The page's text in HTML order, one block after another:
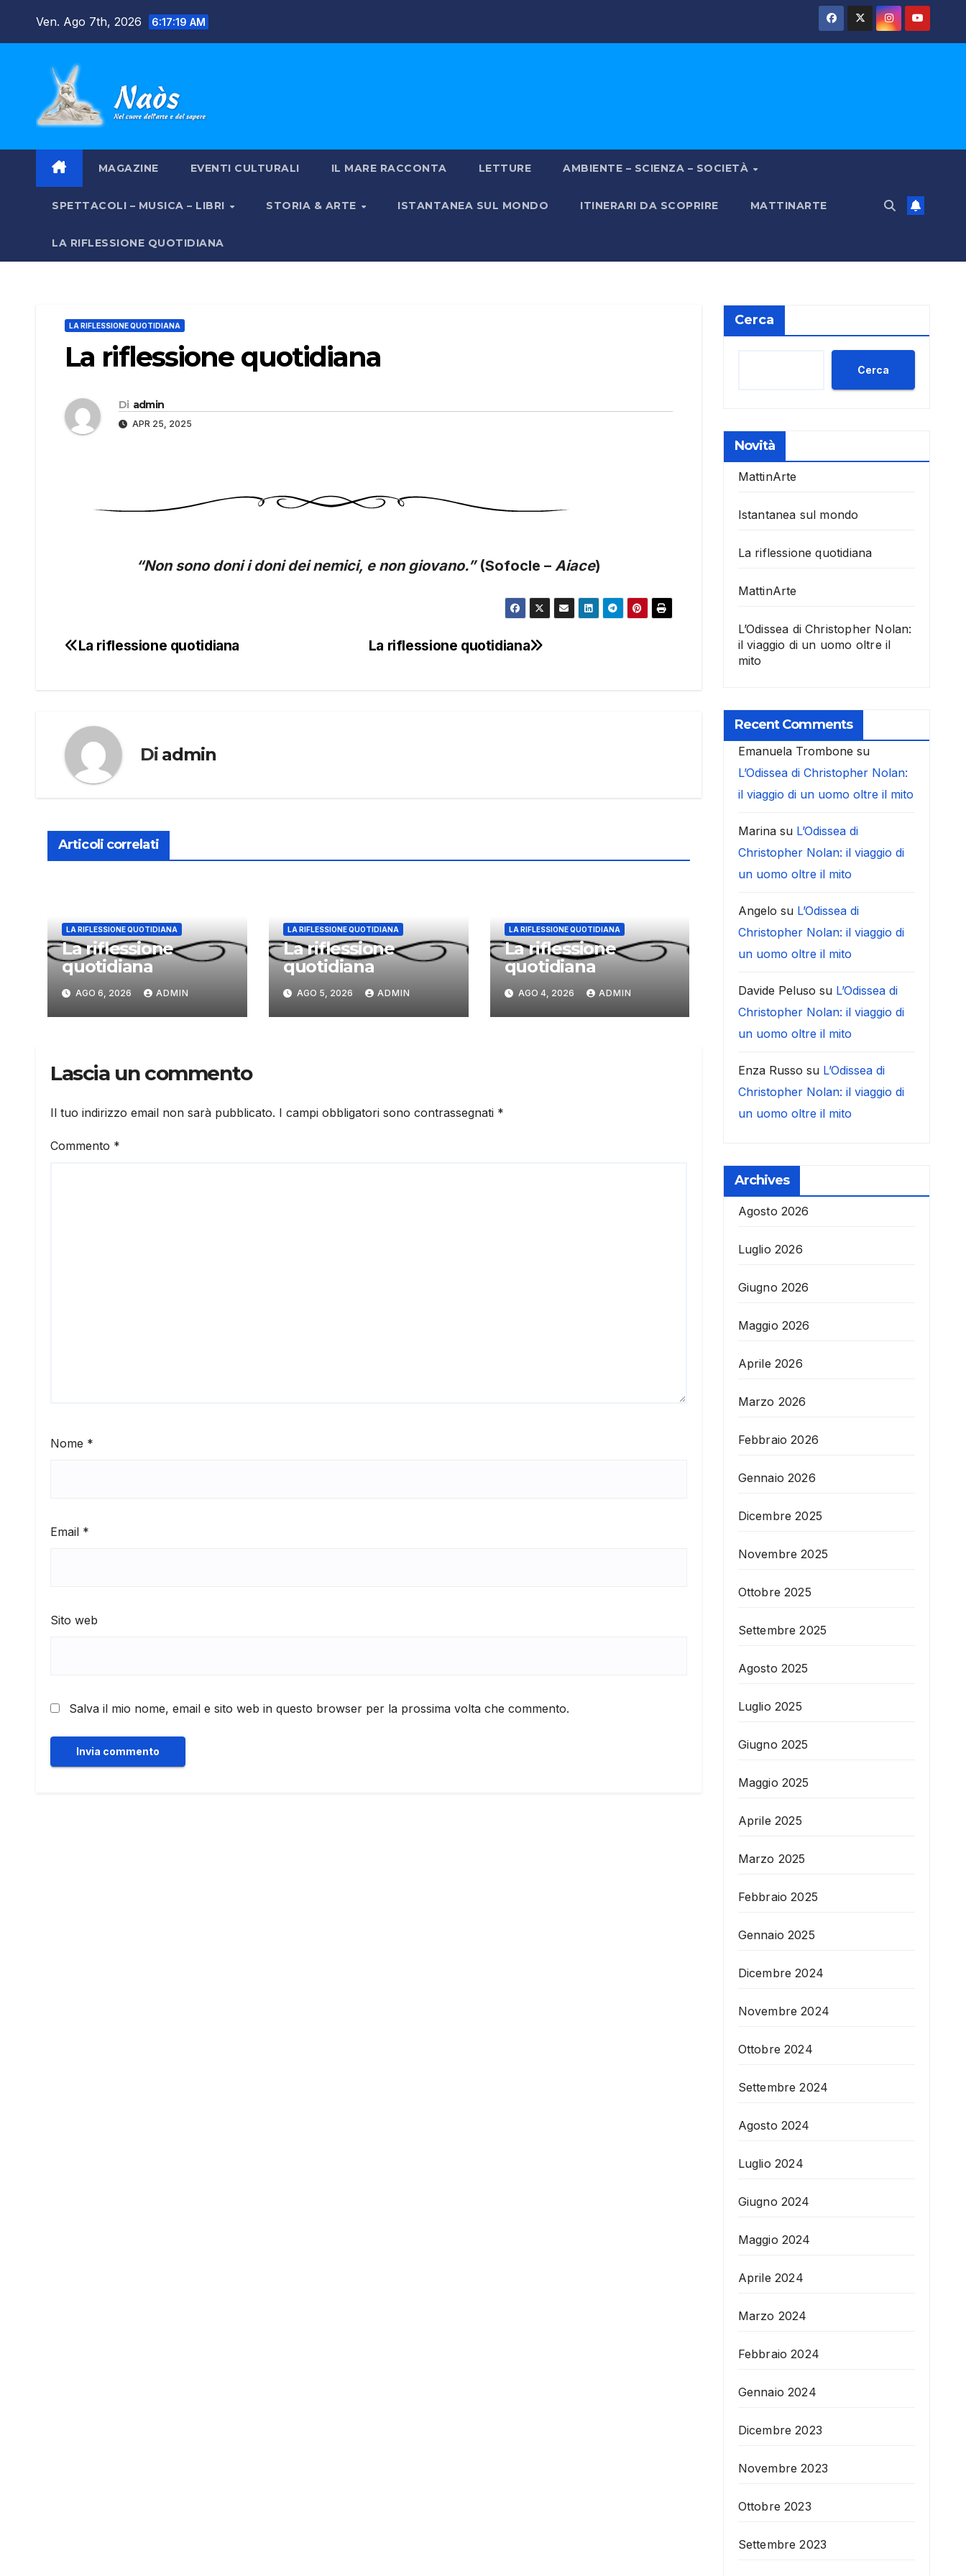
Ven. Ago 7th, 2026 6:17:20 AM
MAGAZINE EVENTI CULTURALI IL MARE RACCONTA LETTURE AMBIENTE – SCIENZA – SOCIETÀ
SPETTACOLI – MUSICA – LIBRI STORIA & ARTE ISTANTANEA SUL MONDO ITINERARI DA SCOPRIRE MATTINARTE
LA RIFLESSIONE QUOTIDIANA
LA RIFLESSIONE QUOTIDIANA
La riflessione quotidiana
Di admin
APR 25, 2025
“Non sono doni i doni dei nemici, e non giovano.”(Sofocle – Aiace)
Navigazione
La riflessione quotidiana
La riflessione quotidiana
Di admin
Articoli correlati
LA RIFLESSIONE QUOTIDIANA
La riflessione
quotidiana
AGO 6, 2026 ADMIN
LA RIFLESSIONE QUOTIDIANA
La riflessione
quotidiana
AGO 5, 2026 ADMIN
LA RIFLESSIONE QUOTIDIANA
La riflessione
quotidiana
AGO 4, 2026 ADMIN
Lascia un commento
Il tuo indirizzo email non sarà pubblicato. I campi obbligatori sono contrassegnati *
Commento *
Nome *
Email *
Sito web
Salva il mio nome, email e sito web in questo browser per la prossima volta che commento.
Cerca
Cerca
Novità
MattinArte
Istantanea sul mondo
La riflessione quotidiana
MattinArte
L’Odissea di Christopher Nolan:
il viaggio di un uomo oltre il
mito
Recent Comments
Emanuela Trombone su
L’Odissea di Christopher Nolan:
il viaggio di un uomo oltre il mito
Marinasu L’Odissea di
Christopher Nolan: il viaggio di
un uomo oltre il mito
Angelo su L’Odissea di
Christopher Nolan: il viaggio di
un uomo oltre il mito
Davide Peluso su L’Odissea di
Christopher Nolan: il viaggio di
un uomo oltre il mito
Enza Russo su L’Odissea di
Christopher Nolan: il viaggio di
un uomo oltre il mito
Archives
Agosto 2026
Luglio 2026
Giugno 2026
Maggio 2026
Aprile 2026
Marzo 2026
Febbraio 2026
Gennaio 2026
Dicembre 2025
Novembre 2025
Ottobre 2025
Settembre 2025
Agosto 2025
Luglio 2025
Giugno 2025
Maggio 2025
Aprile 2025
Marzo 2025
Febbraio 2025
Gennaio 2025
Dicembre 2024
Novembre 2024
Ottobre 2024
Settembre 2024
Agosto 2024
Luglio 2024
Giugno 2024
Maggio 2024
Aprile 2024
Marzo 2024
Febbraio 2024
Gennaio 2024
Dicembre 2023
Novembre 2023
Ottobre 2023
Settembre 2023